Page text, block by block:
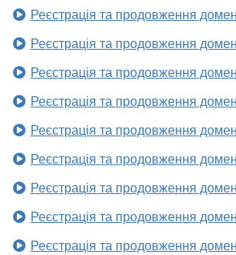
Реєстрація та продовження
Реєстрація та продовження
Реєстрація та продовження
Реєстрація та продовження
Реєстрація та продовження
Реєстрація та продовження
Реєстрація та продовження
Реєстрація та продовження
Реєстрація та продовження